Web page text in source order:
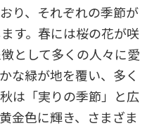
り、それぞれの季節が
す。春には桜の花が咲
として多くの人々に愛
な緑が地を覆い、多く
は「実りの季節」と広
金色に輝き、さまざま